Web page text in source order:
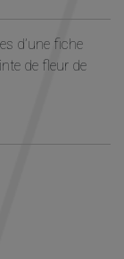
d’une fiche
de fleur de